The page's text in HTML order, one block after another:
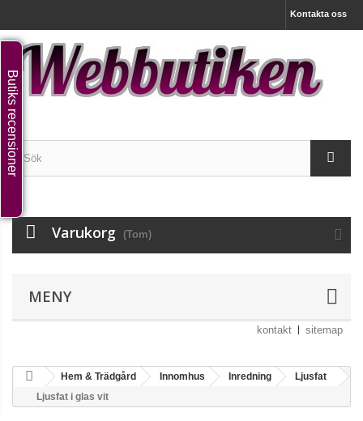
Kontakta oss
Varukorg (Tom)
MENY
kontakt sitemap
Hem & Trädgård Innomhus Inredning
Ljusfat
Ljusfat i glas vit
Butiks recensioner